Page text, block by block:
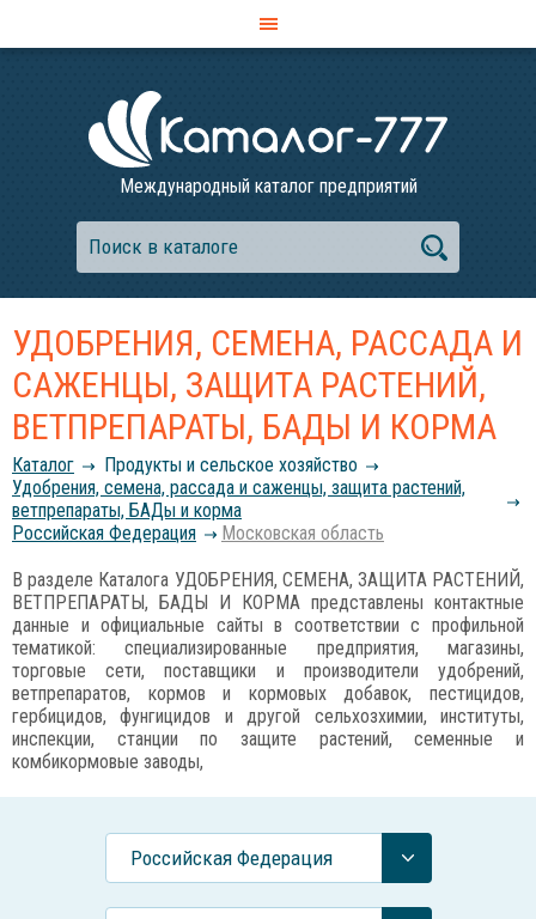
Международный каталог предприятий
УДОБРЕНИЯ, СЕМЕНА, РАССАДА И
САЖЕНЦЫ, ЗАЩИТА РАСТЕНИЙ,
ВЕТПРЕПАРАТЫ, БАДЫ И КОРМА
Каталог
Продукты и сельское хозяйство
Удобрения, семена, рассада и саженцы, защита растений,
ветпрепараты, БАДы и корма
Российcкая Федерация
Московская область
В разделе Каталога УДОБРЕНИЯ, СЕМЕНА, ЗАЩИТА РАСТЕНИЙ,
ВЕТПРЕПАРАТЫ, БАДЫ И КОРМА представлены контактные
данные и официальные сайты в соответствии с профильной
тематикой: специализированные предприятия, магазины,
торговые сети, поставщики и производители удобрений,
ветпрепаратов, кормов и кормовых добавок, пестицидов,
гербицидов, фунгицидов и другой сельхозхимии, институты,
инспекции, станции по защите растений, семенные и
комбикормовые заводы,
Российcкая Федерация